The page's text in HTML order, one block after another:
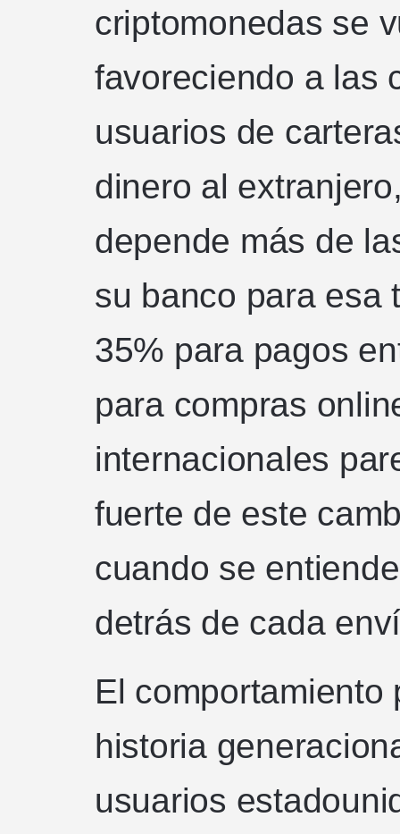
criptomonedas se
favoreciendo a las
usuarios de
dinero al
depende más de
su banco para esa
35% para pagos
para compras
internacionales
fuerte de este
cuando se
detrás de cada
El comportamiento
historia
usuarios